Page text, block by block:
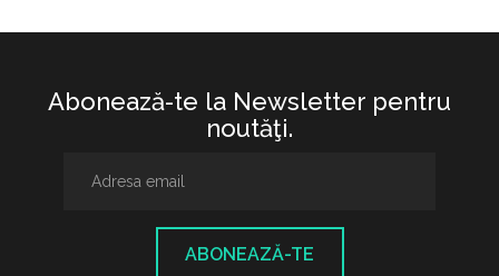
Abonează-te la Newsletter pentru
noutăţi.
ABONEAZĂ-TE